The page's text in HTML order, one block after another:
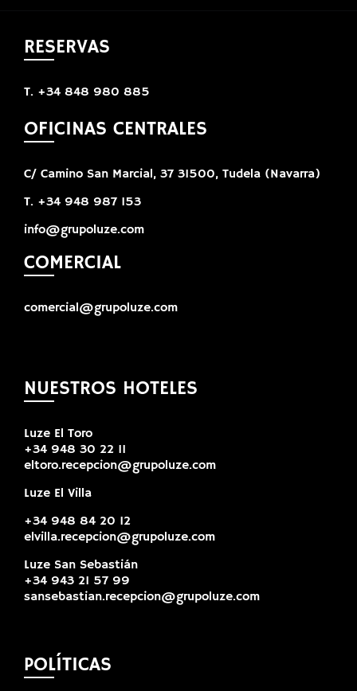
RESERVAS
T. +34 848 980 885
OFICINAS CENTRALES
C/ Camino San Marcial, 37 31500, Tudela (Navarra)
T. +34 948 987 153
info@grupoluze.com
COMERCIAL
comercial@grupoluze.com
NUESTROS HOTELES
Luze El Toro
+34 948 30 22 11
eltoro.recepcion@grupoluze.com
Luze El Villa
+34 948 84 20 12
elvilla.recepcion@grupoluze.com
Luze San Sebastián
+34 943 21 57 99
sansebastian.recepcion@grupoluze.com
POLÍTICAS